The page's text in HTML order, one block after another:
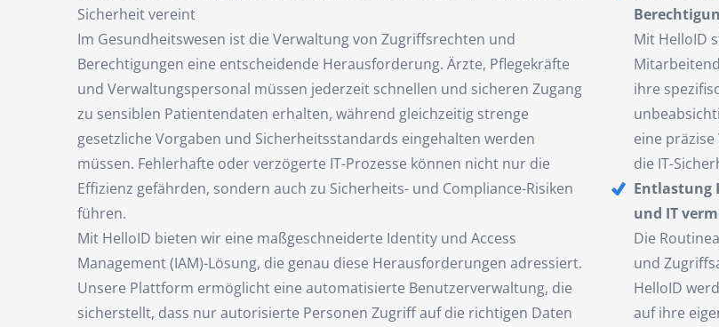
Sicherheit vereint
Im Gesundheitswesen ist die Verwaltung von Zugriffsrechten und
Berechtigungen eine entscheidende Herausforderung. Ärzte, Pflegekräfte
und Verwaltungspersonal müssen jederzeit schnellen und sicheren Zugang
zu sensiblen Patientendaten erhalten, während gleichzeitig strenge
gesetzliche Vorgaben und Sicherheitsstandards eingehalten werden
müssen. Fehlerhafte oder verzögerte IT-Prozesse können nicht nur die
Effizienz gefährden, sondern auch zu Sicherheits- und Compliance-Risiken
führen.
Mit HelloID bieten wir eine maßgeschneiderte Identity und Access
Management (IAM)-Lösung, die genau diese Herausforderungen adressiert.
Unsere Plattform ermöglicht eine automatisierte Benutzerverwaltung, die
sicherstellt, dass nur autorisierte Personen Zugriff auf die richtigen Daten
Mit HelloID
ihre
eine
die IT-
Entlastung
und IT
Die
und
HelloID
auf ihre